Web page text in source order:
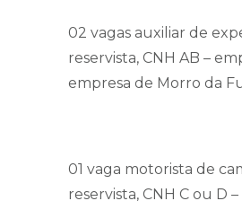
02 vagas auxiliar de
reservista, CNH AB –
empresa de Morro da
01 vaga motorista de
reservista, CNH C ou D